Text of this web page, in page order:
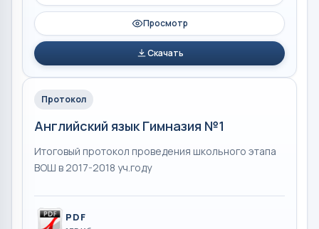
Просмотр
Скачать
Протокол
Английский язык Гимназия №1
Итоговый протокол проведения школьного этапа
ВОШ в 2017-2018 уч.году
PDF